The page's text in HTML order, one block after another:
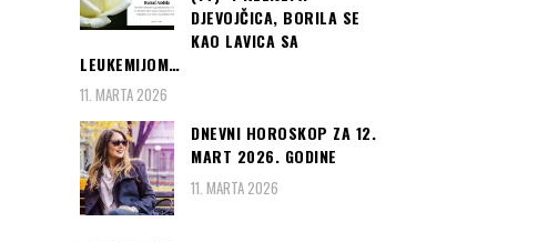
DJEVOJČICA, BORILA SE
KAO LAVICA SA
LEUKEMIJOM…
11. MARTA 2026
DNEVNI HOROSKOP ZA 12.
MART 2026. GODINE
11. MARTA 2026